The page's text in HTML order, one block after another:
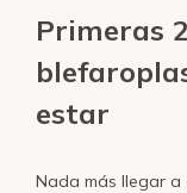
Primeras
estar
Nada más llegar